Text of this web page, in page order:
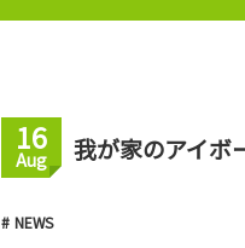
16
Aug 我が家のアイ
NEWS